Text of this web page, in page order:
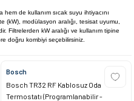
de kullanım sıcak suyu ihtiyacını
(kW), modülasyon aralığı, tesisat uyumu,
Filtrelerden kW aralığı ve kullanım tipine
doğru kombiyi seçebilirsiniz.
Bosch
Bosch TR32 RF Kablosuz Oda
Termostatı (Programlanabilir -